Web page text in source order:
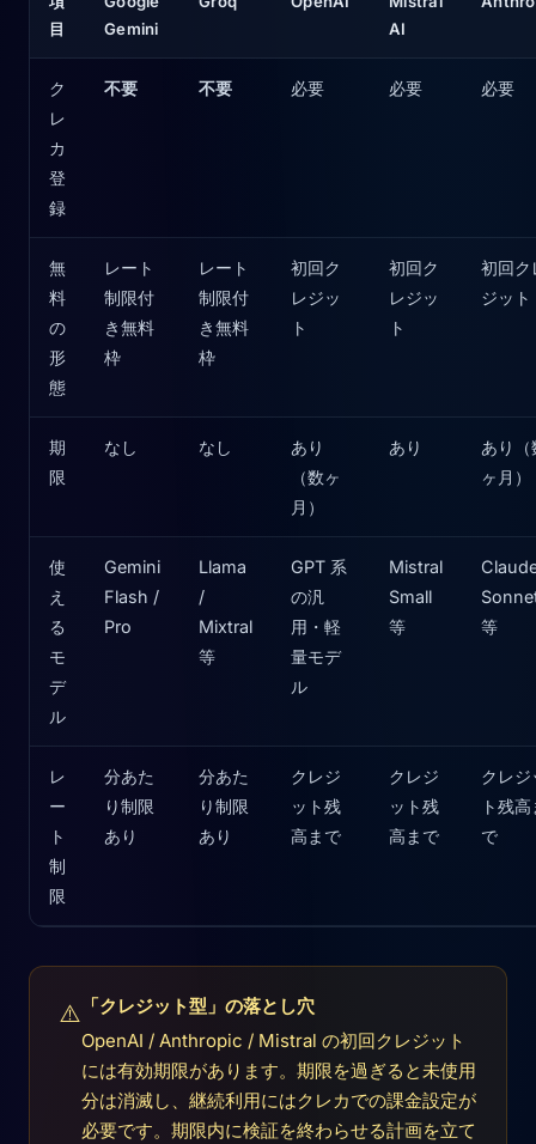
目
Gemini
AI
ク
レ
カ
登
録
不要 不要 必要 必要 必要
無
料
の
形
態
レート
制限付
き無料
枠
レート
制限付
き無料
枠
初回ク
レジッ
ト
初回ク
レジッ
ト
初回ク
ジット
期
限
なし なし
あり
（数ヶ
月）
あり
あり（
ヶ月）
使
え
る
モ
デ
ル
Gemini
Flash /
Pro
Llama
/
Mixtral
等
GPT 系
の汎
用・軽
量モデ
ル
Mistral
Small
等
等
レ
ー
ト
制
限
分あた
り制限
あり
分あた
り制限
あり
クレジ
ット残
高まで
クレジ
ット残
高まで
クレジ
ト残高
で
⚠️ 「クレジット型」の落とし穴
OpenAI / Anthropic / Mistral の初回クレジット
には有効期限があります。期限を過ぎると未使用
分は消滅し、継続利用にはクレカでの課金設定が
必要です。期限内に検証を終わらせる計画を立て